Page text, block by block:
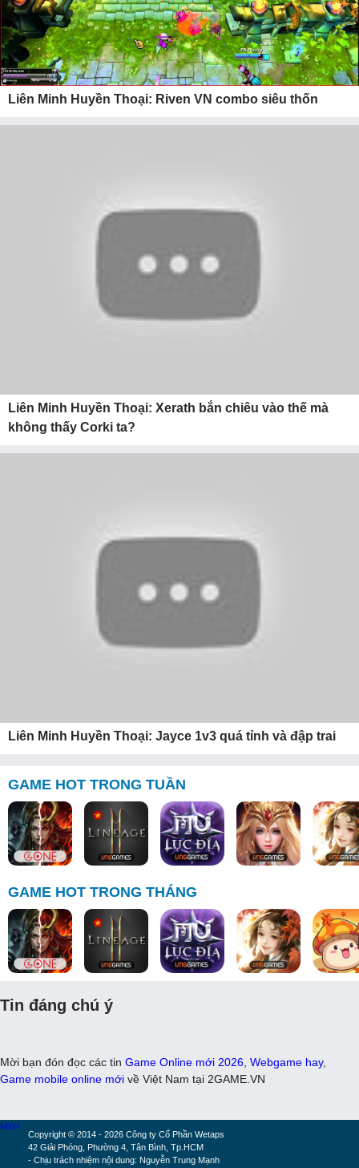
Liên Minh Huyền Thoại: Riven VN combo siêu thốn
Liên Minh Huyền Thoại: Xerath bắn chiêu vào thế mà
không thấy Corki ta?
Liên Minh Huyền Thoại: Jayce 1v3 quá tỉnh và đập trai
GAME HOT TRONG TUẦN
GAME HOT TRONG THÁNG
Tin đáng chú ý
Mời bạn đón đọc các tin Game Online mới 2026 Webgame hay,
Game mobile online mới về Việt Nam tại 2GAME.VN
Copyright © 2014 - 2026 Công ty Cổ Phần Wetaps
42 Giải Phóng, Phường 4, Tân Bình, Tp.HCM
- Chịu trách nhiệm nội dung: Nguyễn Trung Mạnh
MXH